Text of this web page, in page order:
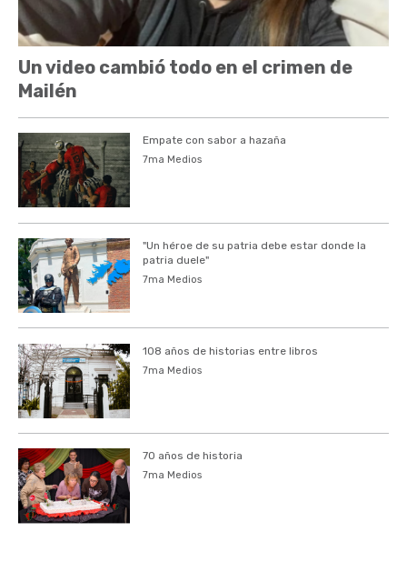
Un video cambió todo en el crimen de
Mailén
Empate con sabor a hazaña
7ma Medios
"Un héroe de su patria debe estar donde la
patria duele"
7ma Medios
108 años de historias entre libros
7ma Medios
70 años de historia
7ma Medios